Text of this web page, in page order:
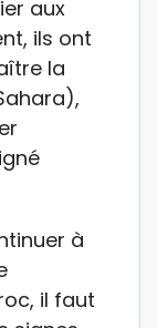
aux
ils ont
la
à
il faut